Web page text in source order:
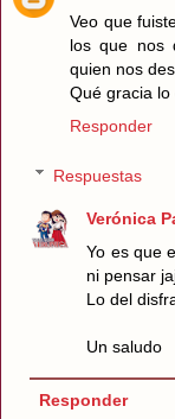
Veo que
los que nos
quien nos
Qué gracia
Responder
Respuestas
Verónica
Yo es que
ni pensar
Lo del
Un saludo
Responder